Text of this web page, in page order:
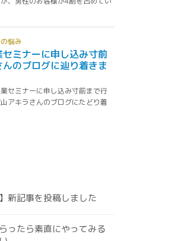
新記事を投稿しました
ったら素直にやってみる